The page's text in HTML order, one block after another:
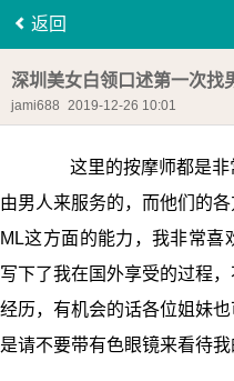
返回
深圳美女白领口述第一次找
jami688 2019-12-26 10:01
这里的按摩师都是非
由男人来服务的，而他们的
ML这方面的能力，我非常
写下了我在国外享受的过程
经历，有机会的话各位姐妹
是请不要带有色眼镜来看待我